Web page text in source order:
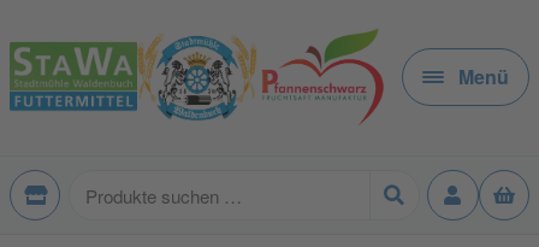
Zur
Navigation
springen
Zum
Inhalt
springen
Menü
Produkte